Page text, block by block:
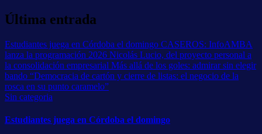
Última entrada
Estudiantes juega en Córdoba el domingo CASEROS: InfoAMBA
lanza la programación 2026 Nicolás Lucio, del proyecto personal a
la consolidación empresarial Más allá de los goles: admirar sin elegir
bando “Democracia de cartón y cierre de listas: el negocio de la
rosca en su punto caramelo”
Sin categoria
Estudiantes juega en Córdoba el domingo